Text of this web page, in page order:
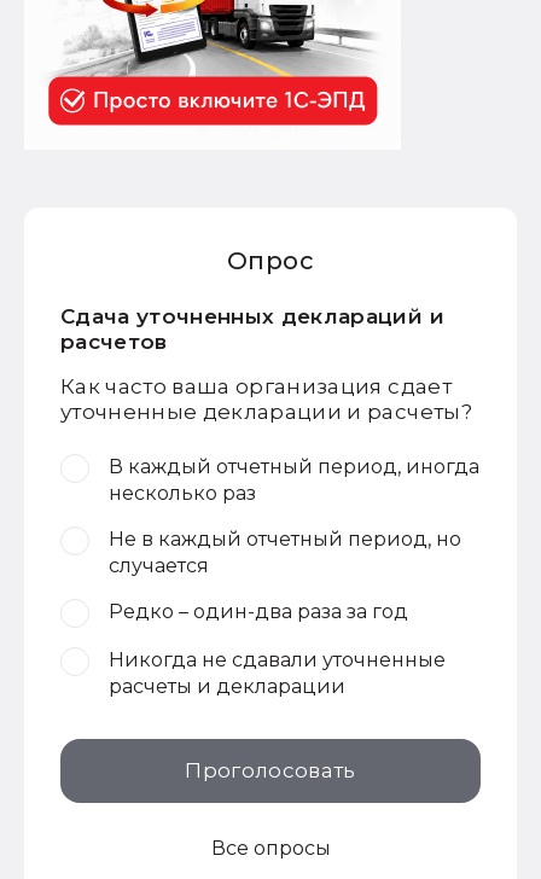
Опрос
Сдача уточненных деклараций и
расчетов
Как часто ваша организация сдает
уточненные декларации и расчеты?
В каждый отчетный период, иногда
несколько раз
Не в каждый отчетный период, но
случается
Редко – один-два раза за год
Никогда не сдавали уточненные
расчеты и декларации
Проголосовать
Все опросы